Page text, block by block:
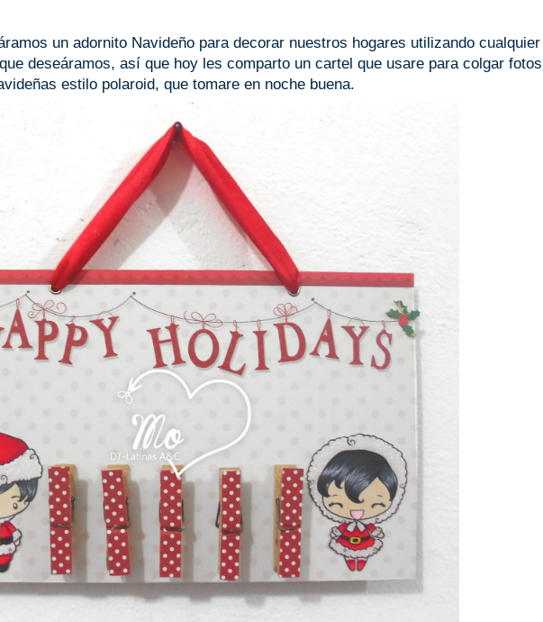
un adornito Navideño para decorar nuestros hogares utilizando cualquier
deseáramos, así que hoy les comparto un cartel que usare para colgar fotos
estilo polaroid, que tomare en noche buena.